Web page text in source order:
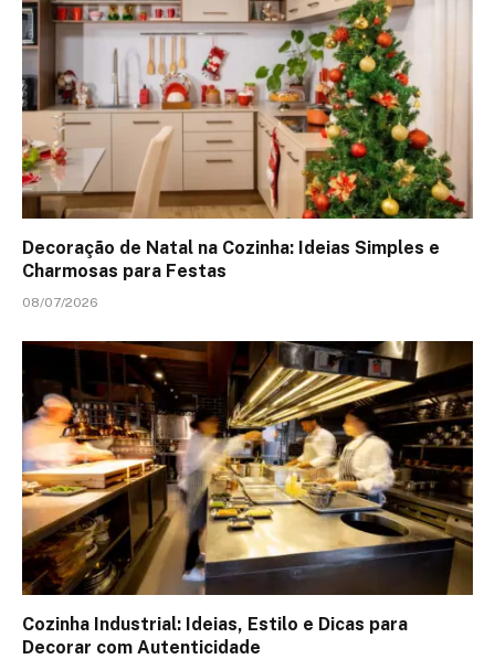
Decoração de Natal na Cozinha: Ideias Simples e
Charmosas para Festas
08/07/2026
Cozinha Industrial: Ideias, Estilo e Dicas para
Decorar com Autenticidade